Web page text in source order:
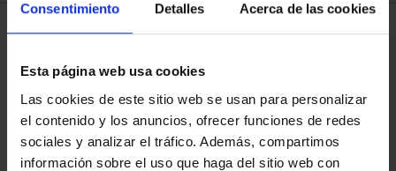
Consentimiento Detalles Acerca de las cookies
Esta página web usa cookies
Las cookies de este sitio web se usan para personalizar
el contenido y los anuncios, ofrecer funciones de redes
sociales y analizar el tráfico. Además, compartimos
información sobre el uso que haga del sitio web con
1 Productos encontrados